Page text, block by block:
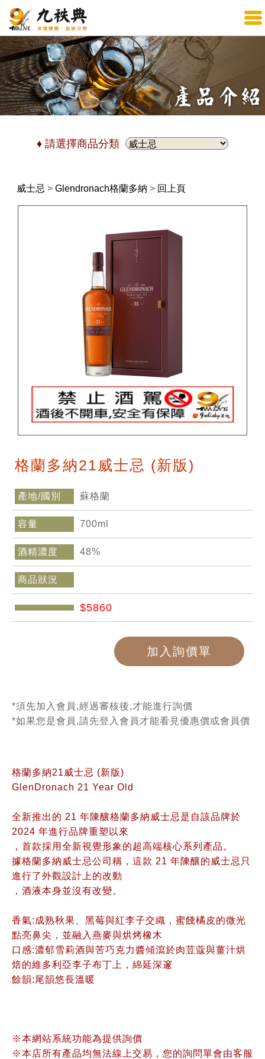
♦ 請選擇商品分類
威士忌 > Glendronach格蘭多納 > 回上頁
格蘭多納21威士忌 (新版)
產地/國別 蘇格蘭
容量 700ml
酒精濃度 48%
商品狀況
$5860
加入詢價單
*須先加入會員,經過審核後,才能進行詢價
*如果您是會員,請先登入會員才能看見優惠價或會員價
格蘭多納21威士忌 (新版)
GlenDronach 21 Year Old
全新推出的 21 年陳釀格蘭多納威士忌是自該品牌於
2024 年進行品牌重塑以來
，首款採用全新視覺形象的超高端核心系列產品。
據格蘭多納威士忌公司稱，這款 21 年陳釀的威士忌只
進行了外觀設計上的改動
，酒液本身並沒有改變。
香氣:成熟秋果、黑莓與紅李子交織，蜜餞橘皮的微光
點亮鼻尖，並融入燕麥與烘烤橡木
口感:濃郁雪莉酒與苦巧克力醬傾瀉於肉荳蔻與薑汁烘
焙的維多利亞李子布丁上，綿延深邃
餘韻:尾韻悠長溫暖
※本網站系統功能為提供詢價
※本店所有產品均無法線上交易，您的詢問單會由客服